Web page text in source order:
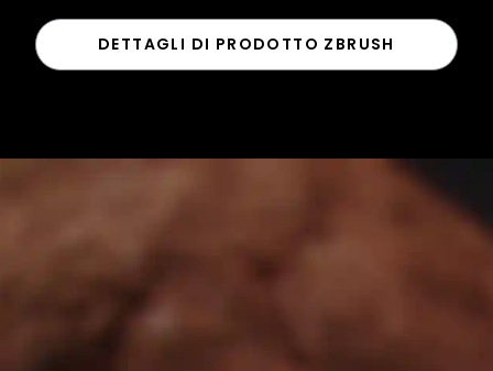
DETTAGLI DI PRODOTTO ZBRUSH